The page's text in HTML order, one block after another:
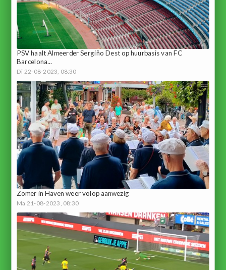
PSV haalt Almeerder Sergiño Dest op huurbasis van FC
Barcelona...
Di 22-08-2023, 08:30
Zomer in Haven weer volop aanwezig
Ma 21-08-2023, 08:30